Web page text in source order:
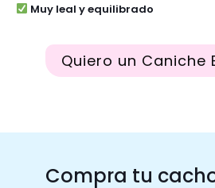
Muy leal y equilibrado
Quiero un Caniche
Compra tu